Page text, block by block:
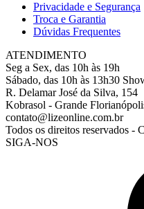
Privacidade e Segurança
Troca e Garantia
Dúvidas Frequentes
ATENDIMENTO
Seg a Sex, das 10h às 19h
Sábado, das 10h às 13h30
R. Delamar José da Silva, 154
Kobrasol - Grande
contato@lizeonline.com.br
Todos os direitos reservados -
SIGA-NOS